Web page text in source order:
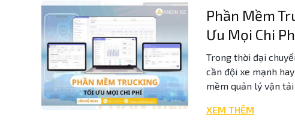
Phần Mềm
Ưu Mọi Chi
Trong thời đại
cần đội xe mạnh
mềm quản lý vận tải
XEM THÊM